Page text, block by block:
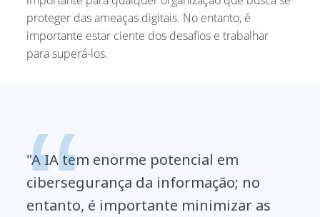
proteger das ameaças digitais. No entanto, é
importante estar ciente dos desafios e trabalhar
para superá-los.
"A IA tem enorme potencial em
cibersegurança da informação; no
entanto, é importante minimizar as